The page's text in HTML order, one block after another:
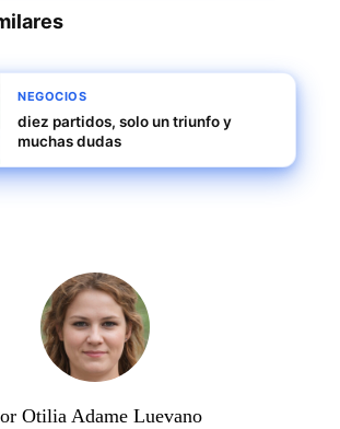
NEGOCIOS
diez partidos, solo un triunfo y
muchas dudas
Otilia Adame Luevano